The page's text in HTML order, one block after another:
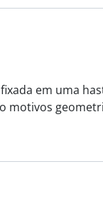
em uma
motivos